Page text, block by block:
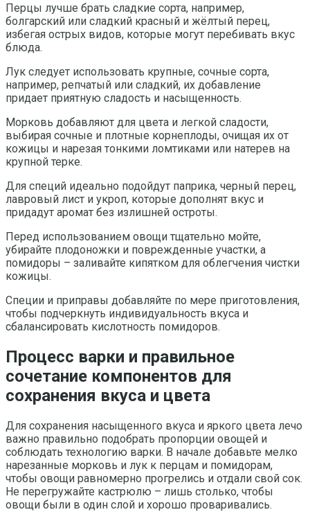
Перцы лучше брать сладкие сорта, например,
болгарский или сладкий красный и жёлтый перец,
избегая острых видов, которые могут перебивать вкус
блюда.
Лук следует использовать крупные, сочные сорта,
например, репчатый или сладкий, их добавление
придает приятную сладость и насыщенность.
Морковь добавляют для цвета и легкой сладости,
выбирая сочные и плотные корнеплоды, очищая их от
кожицы и нарезая тонкими ломтиками или натерев на
крупной терке.
Для специй идеально подойдут паприка, черный перец,
лавровый лист и укроп, которые дополнят вкус и
придадут аромат без излишней остроты.
Перед использованием овощи тщательно мойте,
убирайте плодоножки и поврежденные участки, а
помидоры – заливайте кипятком для облегчения чистки
кожицы.
Специи и приправы добавляйте по мере приготовления,
чтобы подчеркнуть индивидуальность вкуса и
сбалансировать кислотность помидоров.
Процесс варки и правильное
сочетание компонентов для
сохранения вкуса и цвета
Для сохранения насыщенного вкуса и яркого цвета лечо
важно правильно подобрать пропорции овощей и
соблюдать технологию варки. В начале добавьте мелко
нарезанные морковь и лук к перцам и помидорам,
чтобы овощи равномерно прогрелись и отдали свой сок.
Не перегружайте кастрюлю – лишь столько, чтобы
овощи были в один слой и хорошо проваривались.